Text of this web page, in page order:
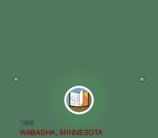
1968
WABASHA, MINNESOTA